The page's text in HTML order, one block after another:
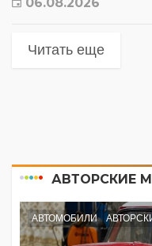
Читать еще
АВТОРСКИЕ
АВТОМОБИЛИ